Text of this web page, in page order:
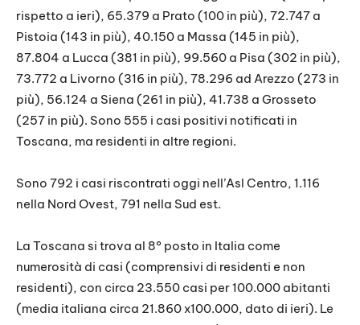
rispetto a ieri), 65.379 a Prato (100 in più), 72.747 a
Pistoia (143 in più), 40.150 a Massa (145 in più),
87.804 a Lucca (381 in più), 99.560 a Pisa (302 in più),
73.772 a Livorno (316 in più), 78.296 ad Arezzo (273 in
più), 56.124 a Siena (261 in più), 41.738 a Grosseto
(257 in più). Sono 555 i casi positivi notificati in
Toscana, ma residenti in altre regioni.
Sono 792 i casi riscontrati oggi nell’Asl Centro, 1.116
nella Nord Ovest, 791 nella Sud est.
La Toscana si trova al 8° posto in Italia come
numerosità di casi (comprensivi di residenti e non
residenti), con circa 23.550 casi per 100.000 abitanti
(media italiana circa 21.860 x100.000, dato di ieri). Le